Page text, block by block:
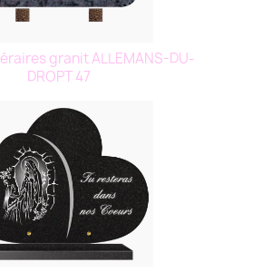
granit ALLEMANS-DU-
DROPT 47